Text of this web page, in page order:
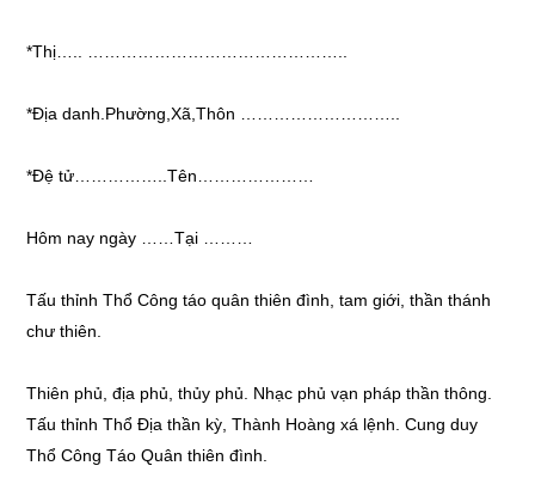
*Thị….. ………………………………………..
*Địa danh.Phường,Xã,Thôn ………………………..
*Đệ tử……………..Tên…………………
Hôm nay ngày ……Tại ………
Tấu thỉnh Thổ Công táo quân thiên đình, tam giới, thần thánh
chư thiên.
Thiên phủ, địa phủ, thủy phủ. Nhạc phủ vạn pháp thần thông.
Tấu thỉnh Thổ Địa thần kỳ, Thành Hoàng xá lệnh. Cung duy
Thổ Công Táo Quân thiên đình.